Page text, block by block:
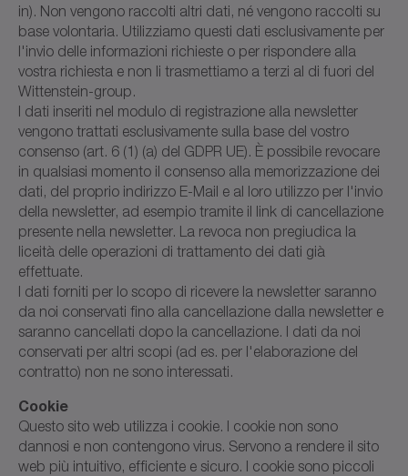
in). Non vengono raccolti altri dati, né vengono raccolti su
base volontaria. Utilizziamo questi dati esclusivamente per
l'invio delle informazioni richieste o per rispondere alla
vostra richiesta e non li trasmettiamo a terzi al di fuori del
Wittenstein-group.
I dati inseriti nel modulo di registrazione alla newsletter
vengono trattati esclusivamente sulla base del vostro
consenso (art. 6 (1) (a) del GDPR UE). È possibile revocare
in qualsiasi momento il consenso alla memorizzazione dei
dati, del proprio indirizzo E-Mail e al loro utilizzo per l'invio
della newsletter, ad esempio tramite il link di cancellazione
presente nella newsletter. La revoca non pregiudica la
liceità delle operazioni di trattamento dei dati già
effettuate.
I dati forniti per lo scopo di ricevere la newsletter saranno
da noi conservati fino alla cancellazione dalla newsletter e
saranno cancellati dopo la cancellazione. I dati da noi
conservati per altri scopi (ad es. per l'elaborazione del
contratto) non ne sono interessati.
Cookie
Questo sito web utilizza i cookie. I cookie non sono
dannosi e non contengono virus. Servono a rendere il sito
web più intuitivo, efficiente e sicuro. I cookie sono piccoli